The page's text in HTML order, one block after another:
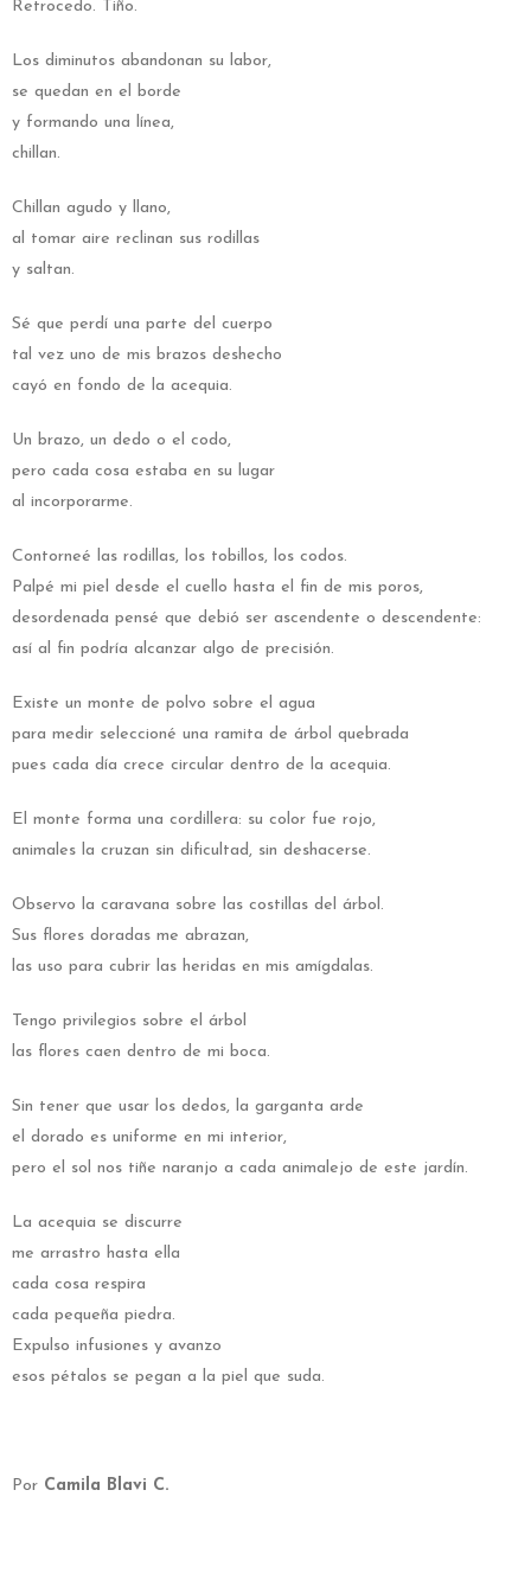
Retrocedo. Tiño.
Los diminutos abandonan su labor,
se quedan en el borde
y formando una línea,
chillan.
Chillan agudo y llano,
al tomar aire reclinan sus rodillas
y saltan.
Sé que perdí una parte del cuerpo
tal vez uno de mis brazos deshecho
cayó en fondo de la acequia.
Un brazo, un dedo o el codo,
pero cada cosa estaba en su lugar
al incorporarme.
Contorneé las rodillas, los tobillos, los codos.
Palpé mi piel desde el cuello hasta el fin de mis poros,
desordenada pensé que debió ser ascendente o descendente:
así al fin podría alcanzar algo de precisión.
Existe un monte de polvo sobre el agua
para medir seleccioné una ramita de árbol quebrada
pues cada día crece circular dentro de la acequia.
El monte forma una cordillera: su color fue rojo,
animales la cruzan sin dificultad, sin deshacerse.
Observo la caravana sobre las costillas del árbol.
Sus flores doradas me abrazan,
las uso para cubrir las heridas en mis amígdalas.
Tengo privilegios sobre el árbol
las flores caen dentro de mi boca.
Sin tener que usar los dedos, la garganta arde
el dorado es uniforme en mi interior,
pero el sol nos tiñe naranjo a cada animalejo de este jardín.
La acequia se discurre
me arrastro hasta ella
cada cosa respira
cada pequeña piedra.
Expulso infusiones y avanzo
esos pétalos se pegan a la piel que suda.
Por Camila Blavi C.